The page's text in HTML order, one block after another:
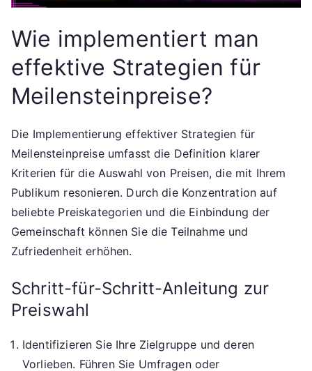
Wie implementiert man
effektive Strategien für
Meilensteinpreise?
Die Implementierung effektiver Strategien für
Meilensteinpreise umfasst die Definition klarer
Kriterien für die Auswahl von Preisen, die mit Ihrem
Publikum resonieren. Durch die Konzentration auf
beliebte Preiskategorien und die Einbindung der
Gemeinschaft können Sie die Teilnahme und
Zufriedenheit erhöhen.
Schritt-für-Schritt-Anleitung zur
Preiswahl
Identifizieren Sie Ihre Zielgruppe und deren
Vorlieben. Führen Sie Umfragen oder